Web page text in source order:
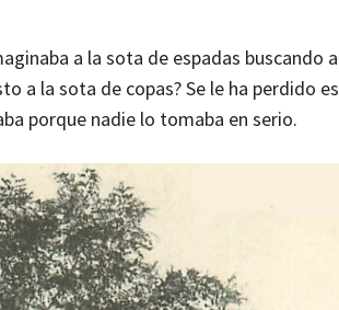
a la sota de espadas buscando
a la sota de copas? Se le ha perdido
porque nadie lo tomaba en serio.